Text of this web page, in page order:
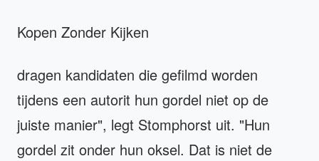
Kopen Zonder Kijken
dragen kandidaten die gefilmd worden
tijdens een autorit hun gordel niet op de
juiste manier", legt Stomphorst uit. "Hun
gordel zit onder hun oksel. Dat is niet de